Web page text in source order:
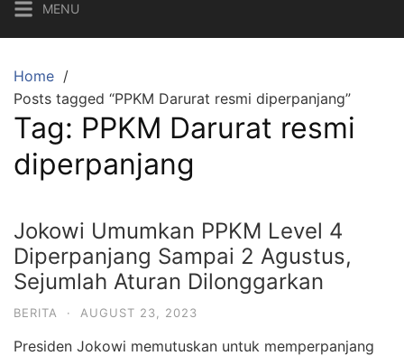
MENU
Home
Posts tagged “PPKM Darurat resmi diperpanjang”
Tag: PPKM Darurat resmi
diperpanjang
Jokowi Umumkan PPKM Level 4
Diperpanjang Sampai 2 Agustus,
Sejumlah Aturan Dilonggarkan
BERITA · AUGUST 23, 2023
Presiden Jokowi memutuskan untuk memperpanjang